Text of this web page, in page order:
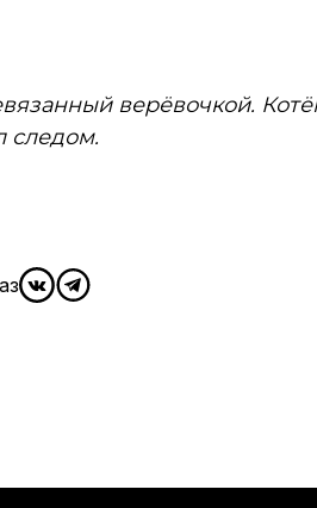
верёвочкой.
следом.